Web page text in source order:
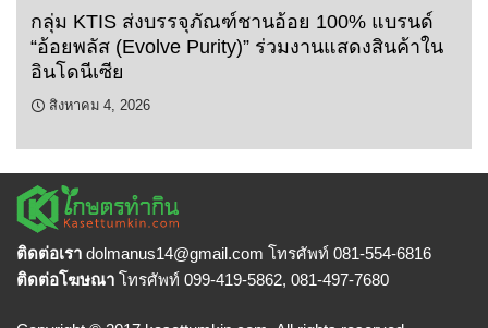
กลุ่ม KTIS ส่งบรรจุภัณฑ์ชานอ้อย 100% แบรนด์
“อ้อยพลัส (Evolve Purity)” ร่วมงานแสดงสินค้าใน
อินโดนีเซีย
สิงหาคม 4, 2026
ติดต่อเรา dolmanus14@gmail.com โทรศัพท์ 081-554-6816
ติดต่อโฆษณา โทรศัพท์ 099-419-5862, 081-497-7680